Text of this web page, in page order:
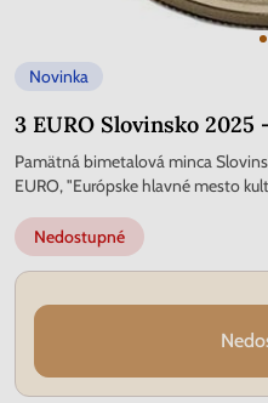
Novinka
3 EURO Slovinsko 2025
Pamätná bimetalová minca
EURO, "Európske hlavné mesto
Nedostupné